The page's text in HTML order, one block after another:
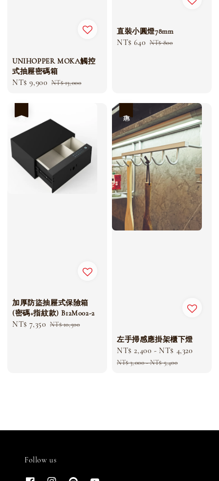
UNIHOPPER MOKA觸控
式抽屜密碼箱
Sale
NT$ 9,900 Regular
NT$ 13,000
直裝小圓燈78mm
Sale
NT$ 640 Regular
NT$ 800
加厚防盜抽屜式保險箱
(密碼+指紋款) B12M002-2
Sale
NT$ 7,350 Regular
NT$ 10,500
左手掃感應掛架櫃下燈
Sale
price
NT$ 2,400 - NT$ 4,320
NT$ 3,000-NT$ 5,400
Follow us